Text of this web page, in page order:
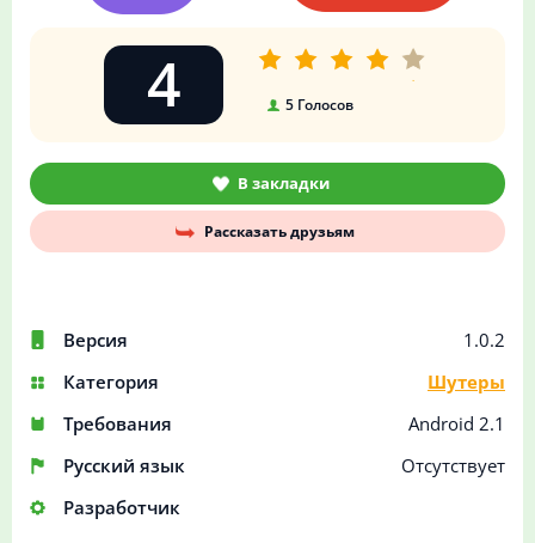
Версия
1.0.2
Категория
Шутеры
Требования
Android 2.1
Русский язык
Отсутствует
Разработчик
4 5Голосов
В закладки
Рассказать друзьям